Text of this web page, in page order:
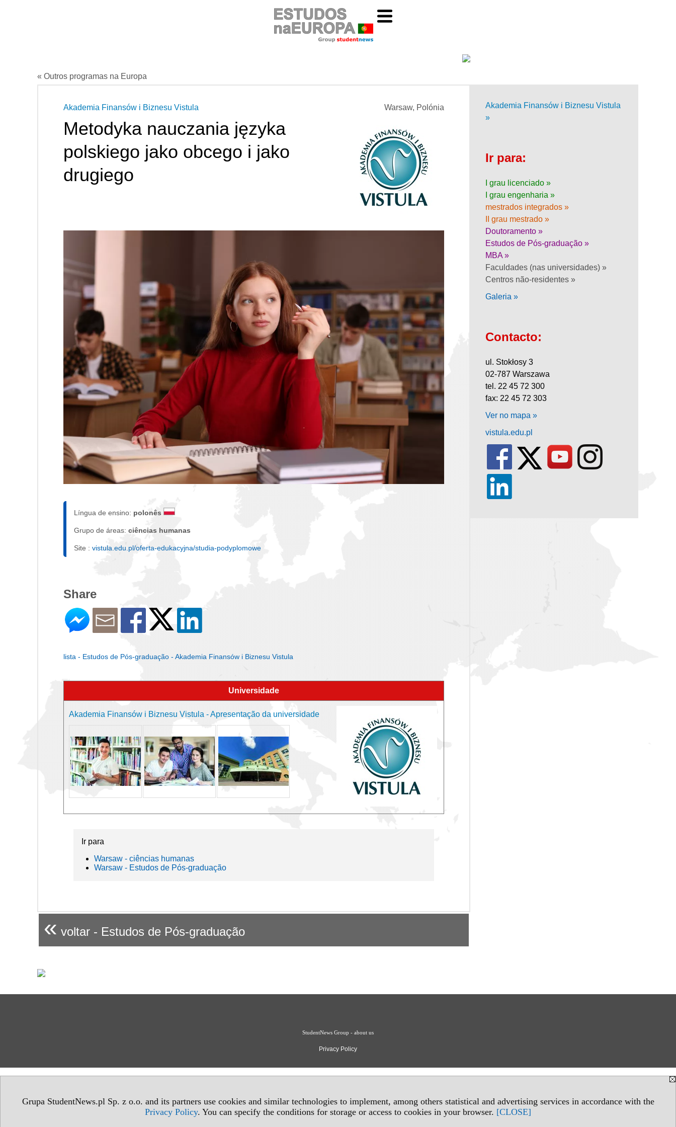
Grupa StudentNews.pl Sp. z o.o. and its partners use cookies and similar technologies to implement, among others statistical and advertising services in accordance with the
Privacy Policy. You can specify the conditions for storage or access to cookies in your browser. [CLOSE]
« Outros programas na Europa
Warsaw, Polónia
Akademia Finansów i Biznesu Vistula
Metodyka nauczania języka
polskiego jako obcego i jako
drugiego
Língua de ensino: polonês
Grupo de áreas: ciências humanas
Site : vistula.edu.pl/oferta-edukacyjna/studia-podyplomowe
Share
lista - Estudos de Pós-graduação - Akademia Finansów i Biznesu Vistula
Universidade
Akademia Finansów i Biznesu Vistula - Apresentação da universidade
Ir para
Warsaw - ciências humanas
Warsaw - Estudos de Pós-graduação
« voltar - Estudos de Pós-graduação
Akademia Finansów i Biznesu Vistula
»
Ir para:
I grau licenciado »
I grau engenharia »
mestrados integrados »
II grau mestrado »
Doutoramento »
Estudos de Pós-graduação »
MBA »
Faculdades (nas universidades) »
Centros não-residentes »
Galeria »
Contacto:
ul. Stokłosy 3
02-787 Warszawa
tel. 22 45 72 300
fax: 22 45 72 303
Ver no mapa »
vistula.edu.pl
StudentNews Group - about us
Privacy Policy